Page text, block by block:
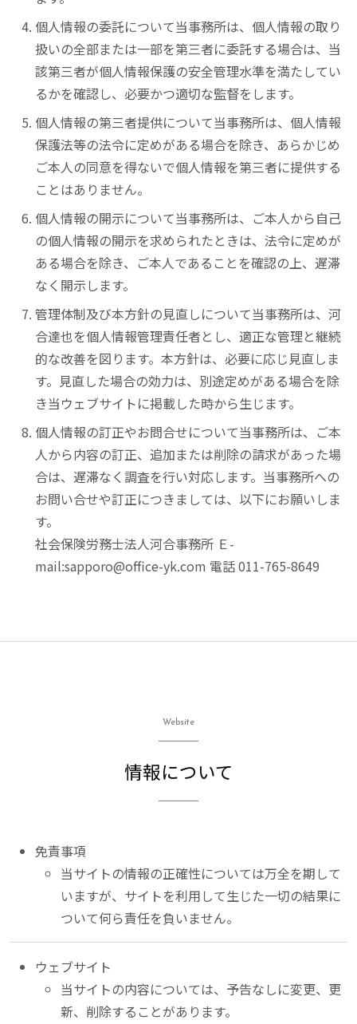
個人情報の委託について当事務所は、個人情報の取り
扱いの全部または一部を第三者に委託する場合は、当
該第三者が個人情報保護の安全管理水準を満たしてい
るかを確認し、必要かつ適切な監督をします。
個人情報の第三者提供について当事務所は、個人情報
保護法等の法令に定めがある場合を除き、あらかじめ
ご本人の同意を得ないで個人情報を第三者に提供する
ことはありません。
個人情報の開示について当事務所は、ご本人から自己
の個人情報の開示を求められたときは、法令に定めが
ある場合を除き、ご本人であることを確認の上、遅滞
なく開示します。
管理体制及び本方針の見直しについて当事務所は、河
合達也を個人情報管理責任者とし、適正な管理と継続
的な改善を図ります。本方針は、必要に応じ見直しま
す。見直した場合の効力は、別途定めがある場合を除
き当ウェブサイトに掲載した時から生じます。
個人情報の訂正やお問合せについて当事務所は、ご本
人から内容の訂正、追加または削除の請求があった場
合は、遅滞なく調査を行い対応します。当事務所への
お問い合せや訂正につきましては、以下にお願いしま
す。
社会保険労務士法人河合事務所 Ｅ-
mail:sapporo@office-yk.com 電話 011-765-8649
Website
情報について
免責事項
当サイトの情報の正確性については万全を期して
いますが、サイトを利用して生じた一切の結果に
ついて何ら責任を負いません。
ウェブサイト
当サイトの内容については、予告なしに変更、更
新、削除することがあります。